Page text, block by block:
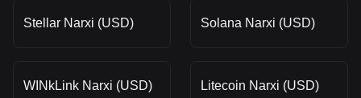
Stellar Narxi (USD) Solana Narxi (USD)
WINkLink Narxi (USD) Litecoin Narxi (USD)